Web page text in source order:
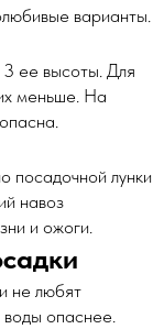
варианты.
ее высоты. Для
меньше. На
посадочной лунки
навоз
и ожоги.
не любят
опаснее.